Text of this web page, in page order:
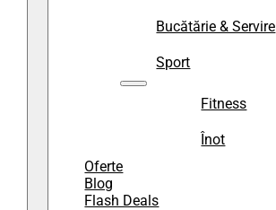
Bucătărie & Servire
Sport
Fitness
Înot
Oferte
Blog
Flash Deals